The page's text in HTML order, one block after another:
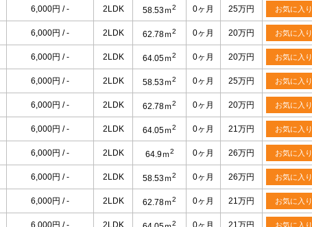
6,000円 / - 2LDK 58.53ｍ2 0ヶ月 25万円 お気に入り
6,000円 / - 2LDK 62.78ｍ2 0ヶ月 20万円 お気に入り
6,000円 / - 2LDK 64.05ｍ2 0ヶ月 20万円 お気に入り
6,000円 / - 2LDK 58.53ｍ2 0ヶ月 25万円 お気に入り
6,000円 / - 2LDK 62.78ｍ2 0ヶ月 20万円 お気に入り
6,000円 / - 2LDK 64.05ｍ2 0ヶ月 21万円 お気に入り
6,000円 / - 2LDK 64.9ｍ2 0ヶ月 26万円 お気に入り
6,000円 / - 2LDK 58.53ｍ2 0ヶ月 26万円 お気に入り
6,000円 / - 2LDK 62.78ｍ2 0ヶ月 21万円 お気に入り
6,000円 / - 2LDK 2 0ヶ月 21万円 お気に入り